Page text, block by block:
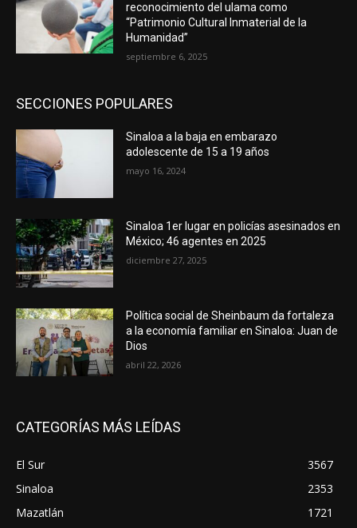
reconocimiento del ulama como
“Patrimonio Cultural Inmaterial de la
Humanidad”
septiembre 6, 2025
SECCIONES POPULARES
Sinaloa a la baja en embarazo
adolescente de 15 a 19 años
mayo 16, 2024
Sinaloa 1er lugar en policías asesinados en
México; 46 agentes en 2025
diciembre 27, 2025
Política social de Sheinbaum da fortaleza
a la economía familiar en Sinaloa: Juan de
Dios
abril 22, 2026
CATEGORÍAS MÁS LEÍDAS
El Sur
3567
Sinaloa
2353
Mazatlán
1721